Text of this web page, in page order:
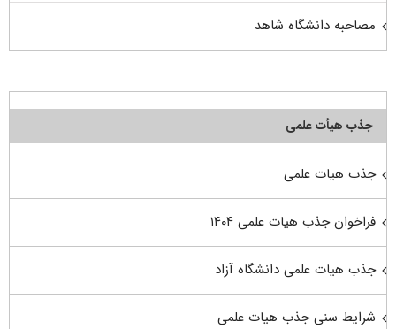
مصاحبه دانشگاه شاهد
جذب هیأت علمی
جذب هیات علمی
فراخوان جذب هیات علمی ۱۴۰۴
جذب هیات علمی دانشگاه آزاد
شرایط سنی جذب هیات علمی